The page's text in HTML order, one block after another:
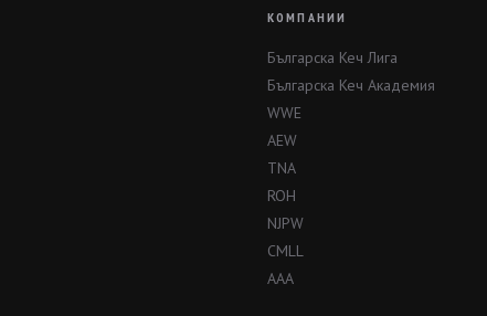
КОМПАНИИ
Българска Кеч Лига
Българска Кеч Академия
WWE
AEW
TNA
ROH
NJPW
CMLL
AAA